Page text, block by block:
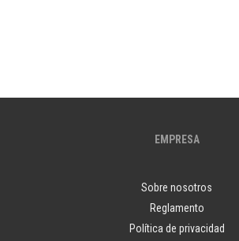
EMPRESA
Sobre nosotros
Reglamento
Política de privacidad